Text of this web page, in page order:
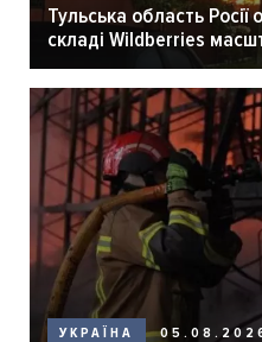
Тульська область
складі Wildberries
УКРАЇНА